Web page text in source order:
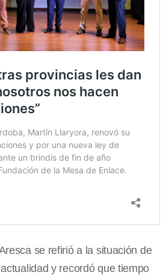
se refirió a la situación de
y recordó que tiempo